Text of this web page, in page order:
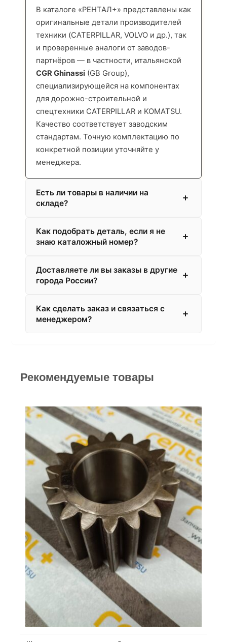
В каталоге «РЕНТАЛ+» представлены как
оригинальные детали производителей
техники (CATERPILLAR, VOLVO и др.), так
и проверенные аналоги от заводов-
партнёров — в частности, итальянской
CGR Ghinassi (GB Group),
специализирующейся на компонентах
для дорожно-строительной и
спецтехники CATERPILLAR и KOMATSU.
Качество соответствует заводским
стандартам. Точную комплектацию по
конкретной позиции уточняйте у
менеджера.
Есть ли товары в наличии на
складе?
Как подобрать деталь, если я не
знаю каталожный номер?
Доставляете ли вы заказы в другие
города России?
Как сделать заказ и связаться с
менеджером?
Рекомендуемые товары